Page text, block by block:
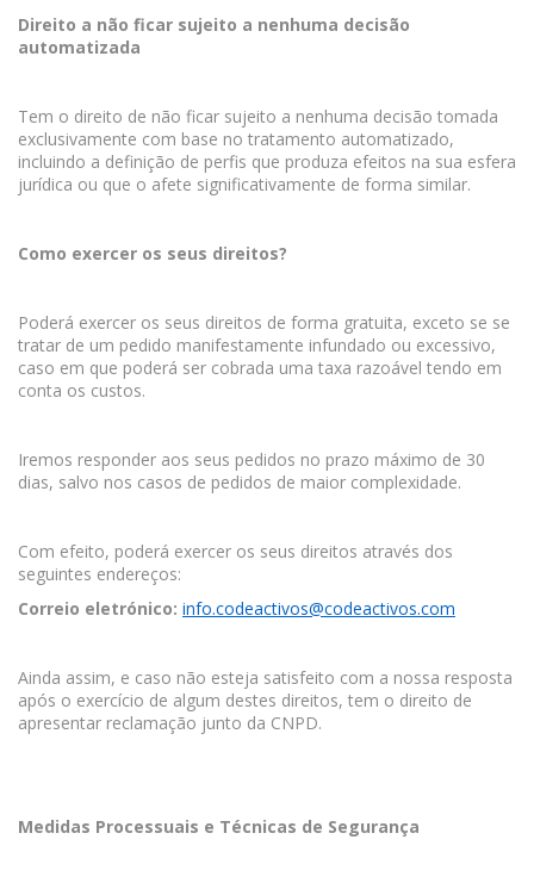
Direito a não ficar sujeito a nenhuma decisão
automatizada
Tem o direito de não ficar sujeito a nenhuma decisão tomada
exclusivamente com base no tratamento automatizado,
incluindo a definição de perfis que produza efeitos na sua esfera
jurídica ou que o afete significativamente de forma similar.
Como exercer os seus direitos?
Poderá exercer os seus direitos de forma gratuita, exceto se se
tratar de um pedido manifestamente infundado ou excessivo,
caso em que poderá ser cobrada uma taxa razoável tendo em
conta os custos.
Iremos responder aos seus pedidos no prazo máximo de 30
dias, salvo nos casos de pedidos de maior complexidade.
Com efeito, poderá exercer os seus direitos através dos
seguintes endereços:
Correio eletrónico: info.codeactivos@codeactivos.com
Ainda assim, e caso não esteja satisfeito com a nossa resposta
após o exercício de algum destes direitos, tem o direito de
apresentar reclamação junto da CNPD.
Medidas Processuais e Técnicas de Segurança